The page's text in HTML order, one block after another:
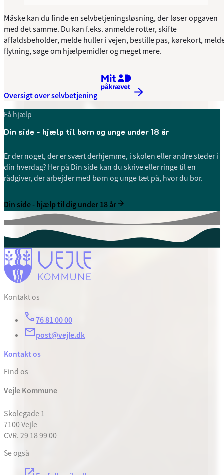
Måske kan du finde en selvbetjeningsløsning, der løser opgaven
med det samme. Du kan f.eks. anmelde rotter, skifte
affaldsbeholder, melde huller i vejen, bestille pas, kørekort,
flytning, søge om hjælpemidler og meget mere.
Oversigt over selvbetjening
Kræver MitID
Få hjælp
Din side - hjælp til børn og unge under 18 år
Er der noget, der er svært derhjemme, i skolen eller andre steder i
din hverdag? Her på Din side kan du skrive eller ringe til en
rådgiver, der arbejder med børn og unge tæt på, hvor du bor.
Din side - hjælp til dig under 18 år
Kontakt os
76 81 00 00
post@vejle.dk
Kontakt os
Find os
Vejle Kommune
Skolegade 1
7100 Vejle
CVR. 29 18 99 00
Se også